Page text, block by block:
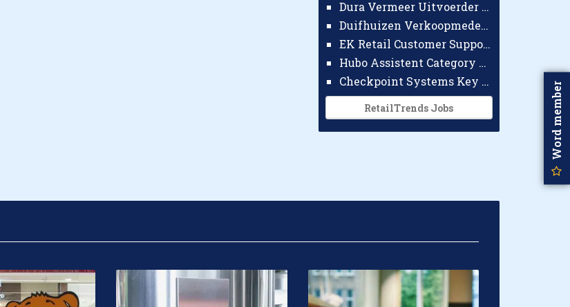
Dura Vermeer Uitvoerder Civiel Nijmegen
Duifhuizen Verkoopmedewerker Ridderkerk
EK Retail Customer Support Omnichannel
Hubo Assistent Category Manager
Checkpoint Systems Key Accountmanager Benelux
RetailTrends Jobs Word member